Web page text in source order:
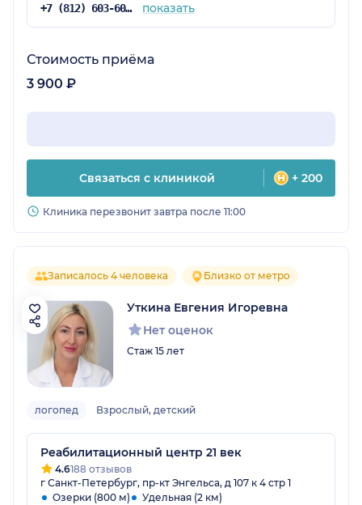
+7 (812) 603-60-42 показать
Стоимость приёма
3 900 ₽
Связаться с клиникой + 200
Клиника перезвонит завтра после 11:00
Записалось 4 человека Близко от метро
Уткина Евгения Игоревна
Нет оценок
Стаж 15 лет
логопед Взрослый, детский
Реабилитационный центр 21 век
4.6188 отзывов
г Санкт-Петербург, пр-кт Энгельса, д 107 к 4 стр 1
Озерки (800 м)
Удельная (2 км)